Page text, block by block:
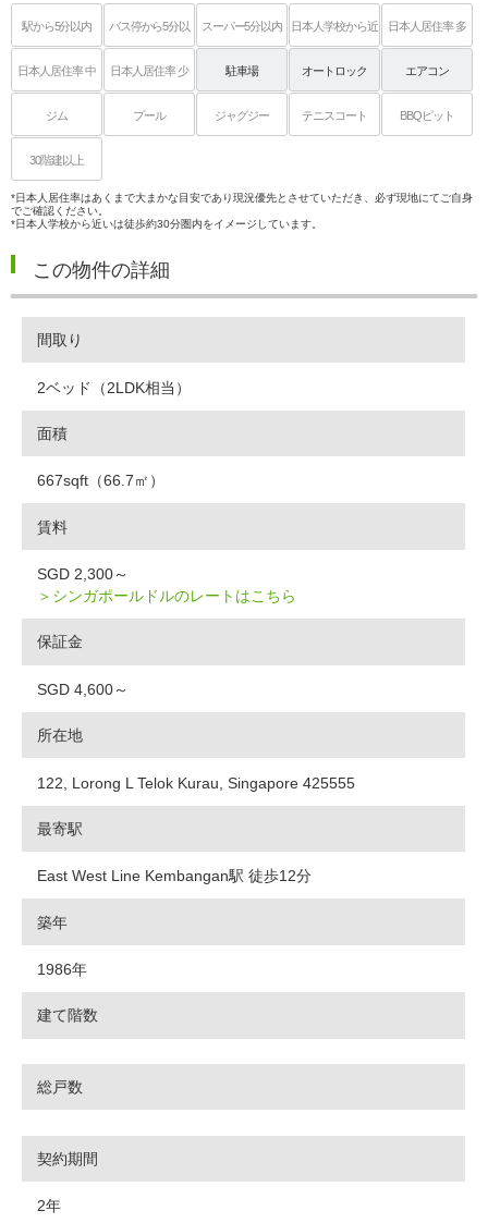
駅から5分以内 バス停から5分以
内
スーパー5分以内 日本人学校から近
い
日本人居住率 多
日本人居住率 中 日本人居住率 少 駐車場 オートロック エアコン
ジム プール ジャグジー テニスコート BBQピット
30階建以上
*日本人居住率はあくまで大まかな目安であり現況優先とさせていただき、必ず現地にてご自身
でご確認ください。
*日本人学校から近いは徒歩約30分圏内をイメージしています。
この物件の詳細
間取り
2ベッド（2LDK相当）
面積
667sqft（66.7㎡）
賃料
SGD 2,300～
＞シンガポールドルのレートはこちら
保証金
SGD 4,600～
所在地
122, Lorong L Telok Kurau, Singapore 425555
最寄駅
East West Line Kembangan駅 徒歩12分
築年
1986年
建て階数
総戸数
契約期間
2年